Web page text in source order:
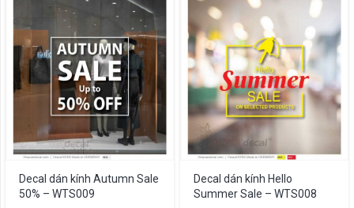
Decal dán kính Autumn Sale
50% – WTS009
Decal dán kính Hello
Summer Sale – WTS008